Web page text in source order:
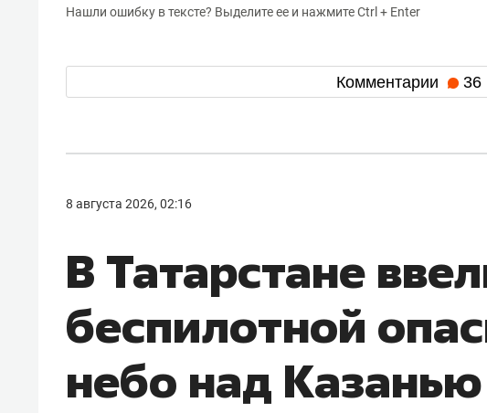
Нашли ошибку в тексте? Выделите ее и нажмите Ctrl + Enter
Комментарии 36
8 августа 2026, 02:16
В Татарстане
беспилотной
небо над